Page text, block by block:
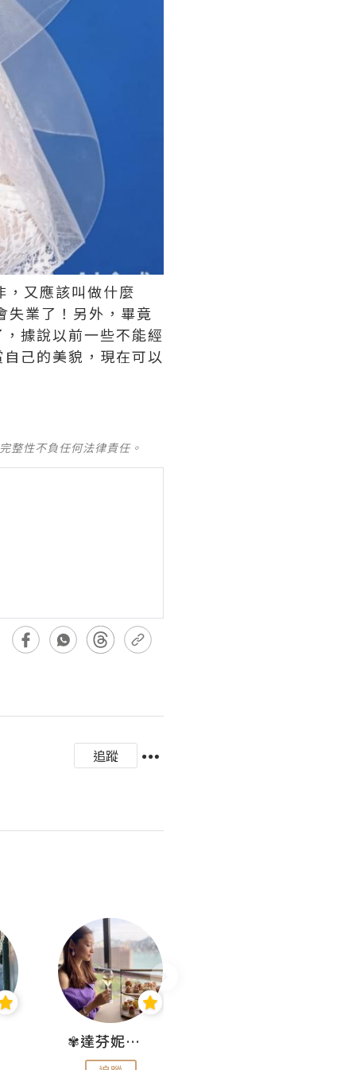
又應該叫做什麼
失業了！另外，畢竟
據說以前一些不能經
己的美貌，現在可以
整性不負任何法律責任。
追蹤
✾達芬妮•愛孩子•愛生活✾